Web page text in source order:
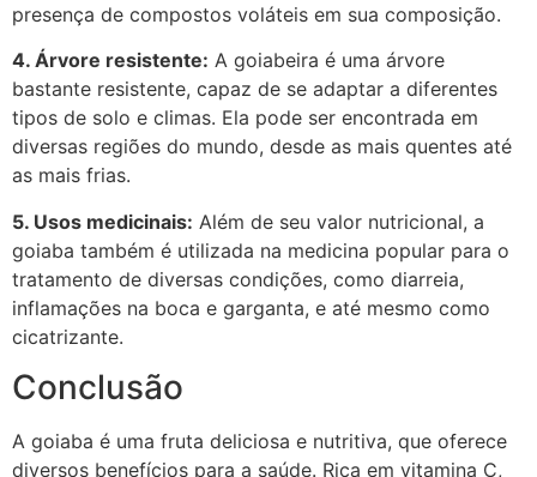
presença de compostos voláteis em sua composição.
4. Árvore resistente: A goiabeira é uma árvore
bastante resistente, capaz de se adaptar a diferentes
tipos de solo e climas. Ela pode ser encontrada em
diversas regiões do mundo, desde as mais quentes até
as mais frias.
5. Usos medicinais: Além de seu valor nutricional, a
goiaba também é utilizada na medicina popular para o
tratamento de diversas condições, como diarreia,
inflamações na boca e garganta, e até mesmo como
cicatrizante.
Conclusão
A goiaba é uma fruta deliciosa e nutritiva, que oferece
diversos benefícios para a saúde. Rica em vitamina C,